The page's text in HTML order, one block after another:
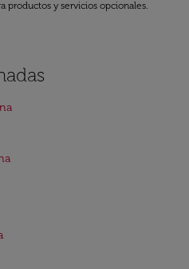
productos y servicios opcionales.